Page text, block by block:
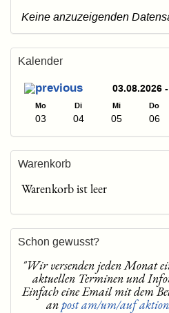
Keine anzuzeigenden
Kalender
03.08.2026
Mo Di Mi Do
03 04 05 06
Warenkorb
Warenkorb ist leer
Schon gewusst?
"Wir versenden jeden Monat
aktuellen Terminen und
Einfach eine Email mit dem
anpost am/um/auf